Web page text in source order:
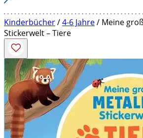
Kinderbücher/4-6 Jahre/ Meine
Stickerwelt – Tiere